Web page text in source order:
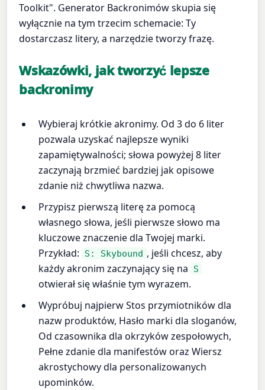
Toolkit". Generator Backronimów skupia się
wyłącznie na tym trzecim schemacie: Ty
dostarczasz litery, a narzędzie tworzy frazę.
Wskazówki, jak tworzyć lepsze
backronimy
Wybieraj krótkie akronimy. Od 3 do 6 liter
pozwala uzyskać najlepsze wyniki
zapamiętywalności; słowa powyżej 8 liter
zaczynają brzmieć bardziej jak opisowe
zdanie niż chwytliwa nazwa.
Przypisz pierwszą literę za pomocą
własnego słowa, jeśli pierwsze słowo ma
kluczowe znaczenie dla Twojej marki.
Przykład:
S: Skybound , jeśli chcesz, aby
każdy akronim zaczynający się na
S
otwierał się właśnie tym wyrazem.
Wypróbuj najpierw Stos przymiotników dla
nazw produktów, Hasło marki dla sloganów,
Od czasownika dla okrzyków zespołowych,
Pełne zdanie dla manifestów oraz Wiersz
akrostychowy dla personalizowanych
upominków.